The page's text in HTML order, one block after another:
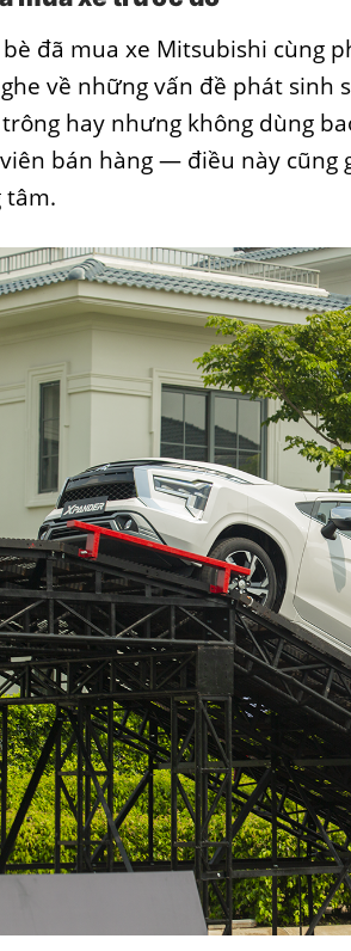
đã mua xe Mitsubishi cùng
về những vấn đề phát sinh
hay nhưng không dùng
bán hàng — điều này
tâm.